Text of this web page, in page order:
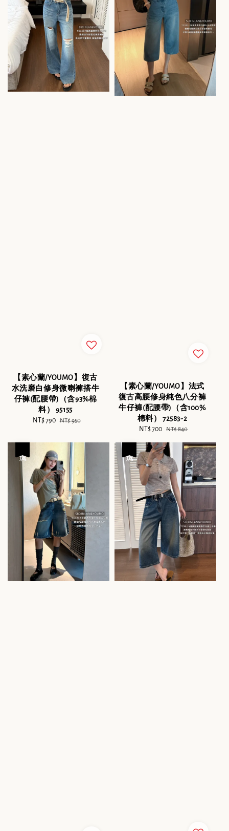
【素心蘭/YOUMO】復古
水洗磨白修身微喇褲搭牛
仔褲(配腰帶)（含93%棉
料） 95155
Sale
NT$ 790 Regular
NT$ 950
【素心蘭/YOUMO】法式
復古高腰修身純色八分褲
牛仔褲(配腰帶)（含100%
棉料） 72583-2
Sale
NT$ 700 Regular
NT$ 840